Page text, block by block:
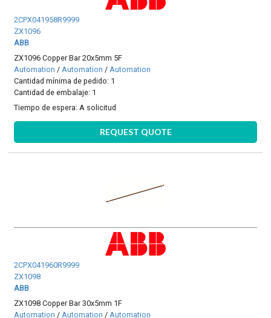
2CPX041958R9999
ZX1096
ABB
ZX1096 Copper Bar 20x5mm 5F
Automation / Automation / Automation
Cantidad mínima de pedido: 1
Cantidad de embalaje: 1
Tiempo de espera:A solicitud
REQUEST QUOTE
2CPX041960R9999
ZX1098
ABB
ZX1098 Copper Bar 30x5mm 1F
Automation /Automation /Automation